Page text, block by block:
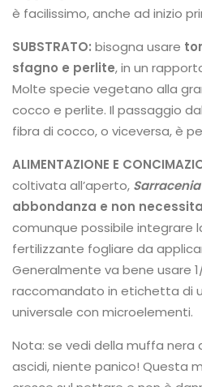
è facilissimo, anche ad inizio
SUBSTRATO: bisogna usare
sfagno e perlite, in un
Molte specie vegetano alla
cocco e perlite. Il passaggio
fibra di cocco, o viceversa, è
ALIMENTAZIONE E
coltivata all’aperto, Sarracenia
abbondanza e non
comunque possibile integrare
fertilizzante fogliare da
Generalmente va bene usare
raccomandato in etichetta di
universale con microelementi.
Nota: se vedi della muffa nera
ascidi, niente panico! Questa